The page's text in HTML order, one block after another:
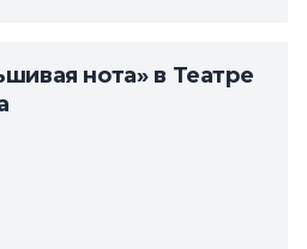
нота» в Театре